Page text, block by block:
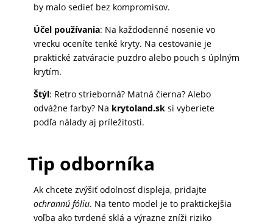
by malo sedieť bez kompromisov.
Účel používania: Na každodenné nosenie vo
vrecku oceníte tenké kryty. Na cestovanie je
praktické zatváracie puzdro alebo pouch s úplným
krytím.
Štýl: Retro strieborná? Matná čierna? Alebo
odvážne farby? Na krytoland.sksi vyberiete
podľa nálady aj príležitosti.
Tip odborníka
Ak chcete zvýšiť odolnosť displeja, pridajte
ochrannú fóliu. Na tento model je to praktickejšia
voľba ako tvrdené sklá a výrazne zníži riziko